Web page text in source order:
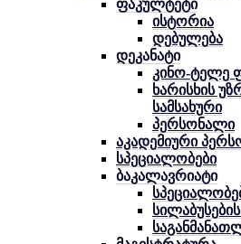
ფაკულტეტი
ისტორია
დებულება
დეკანატი
კინო-ტელე
ხარისხის
სამსახური
პერსონალი
აკადემიური
სპეციალობები
ბაკალავრიატი